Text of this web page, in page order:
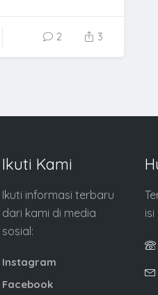
2 3
Ikuti Kami
Ikuti informasi terbaru
dari kami di media
sosial:
Instagram
Facebook